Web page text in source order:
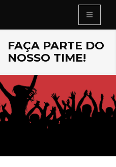
FAÇA PARTE DO
NOSSO TIME!